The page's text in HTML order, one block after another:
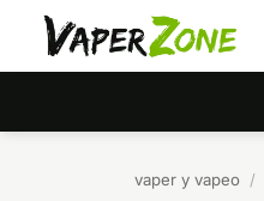
Saltar
contenido
vaper y vapeo /